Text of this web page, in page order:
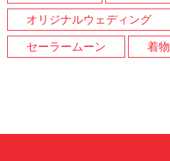
オリジナルウェディング
セーラームーン
着物